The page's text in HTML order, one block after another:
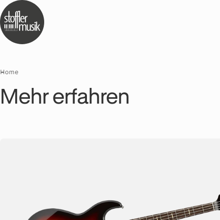
Home
Mehr erfahren